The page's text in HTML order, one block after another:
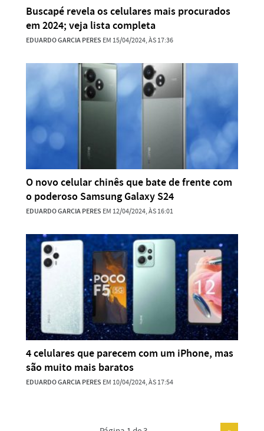
Buscapé revela os celulares mais procurados
em 2024; veja lista completa
EDUARDO GARCIA PERES EM 15/04/2024, ÀS 17:36
O novo celular chinês que bate de frente com
o poderoso Samsung Galaxy S24
EDUARDO GARCIA PERES EM 12/04/2024, ÀS 16:01
4 celulares que parecem com um iPhone, mas
são muito mais baratos
EDUARDO GARCIA PERES EM 10/04/2024, ÀS 17:54